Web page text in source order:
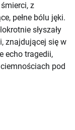
z
pełne bólu jęki.
słyszały
znajdującej się w
echo tragedii,
pod